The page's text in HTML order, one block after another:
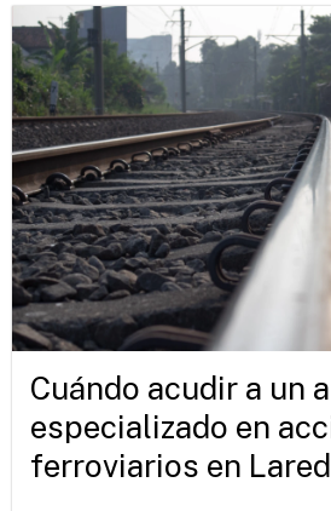
Cuándo acudir a un
especializado en
ferroviarios en